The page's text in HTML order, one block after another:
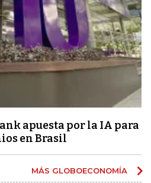
apuesta por la IA para
en Brasil
MÁS GLOBOECONOMÍA